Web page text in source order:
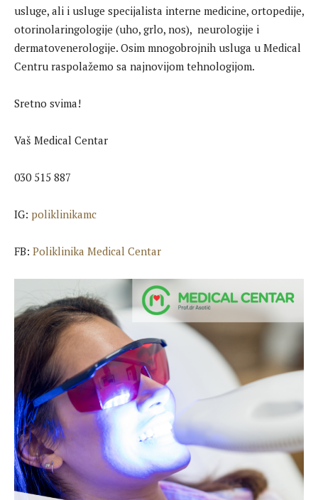
usluge, ali i usluge specijalista interne medicine, ortopedije,
otorinolaringologije (uho, grlo, nos), neurologije i
dermatovenerologije. Osim mnogobrojnih usluga u Medical
Centru raspolažemo sa najnovijom tehnologijom.
Sretno svima!
Vaš Medical Centar
030 515 887
IG: poliklinikamc
FB: Poliklinika Medical Centar